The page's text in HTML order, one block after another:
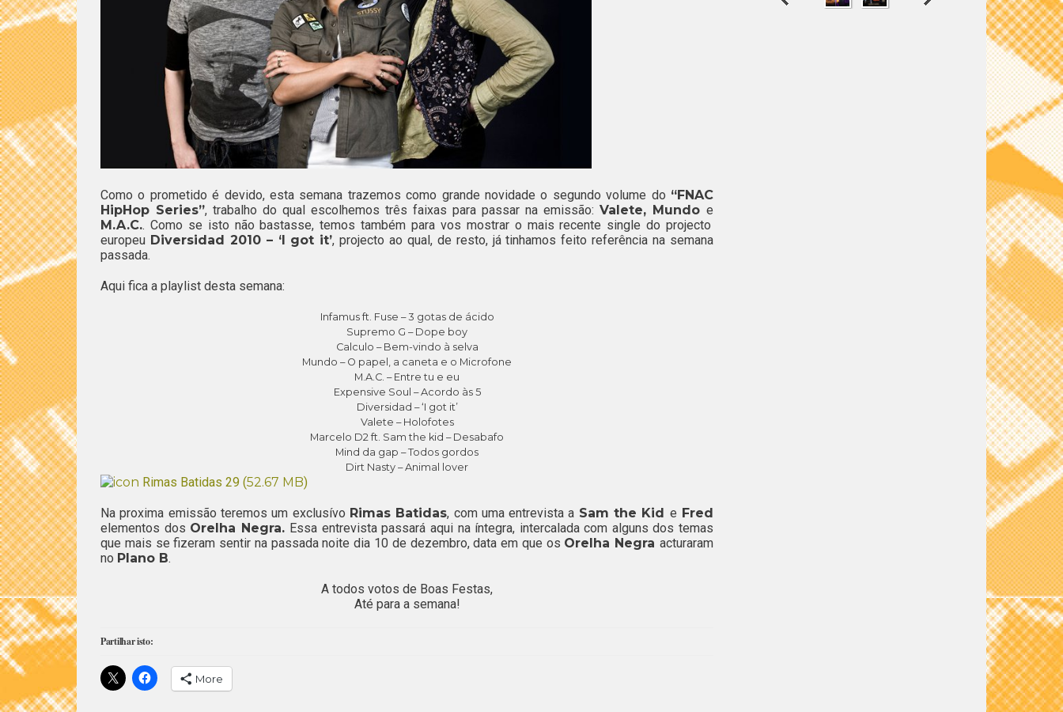
Como o prometido é devido, esta semana trazemos como grande novidade o segundo volume do “FNAC
HipHop Series”, trabalho do qual escolhemos três faixas para passar na emissão: Valete, Mundo e
M.A.C.. Como se isto não bastasse, temos também para vos mostrar o mais recente single do projecto
europeu Diversidad 2010 – ‘I got it’, projecto ao qual, de resto, já tinhamos feito referência na semana
passada.
Aqui fica a playlist desta semana:
Infamus ft. Fuse – 3 gotas de ácido
Supremo G – Dope boy
Calculo – Bem-vindo à selva
Mundo – O papel, a caneta e o Microfone
M.A.C. – Entre tu e eu
Expensive Soul – Acordo às 5
Diversidad – ‘I got it’
Valete – Holofotes
Marcelo D2 ft. Sam the kid – Desabafo
Mind da gap – Todos gordos
Dirt Nasty – Animal lover
Rimas Batidas 29 (52.67 MB)
Na proxima emissão teremos um exclusívo Rimas Batidas, com uma entrevista a Sam the Kid e Fred
elementos dos Orelha Negra. Essa entrevista passará aqui na íntegra, intercalada com alguns dos temas
que mais se fizeram sentir na passada noite dia 10 de dezembro, data em que os Orelha Negraacturaram
no Plano B.
A todos votos de Boas Festas,
Até para a semana!
Partilhar isto:
More